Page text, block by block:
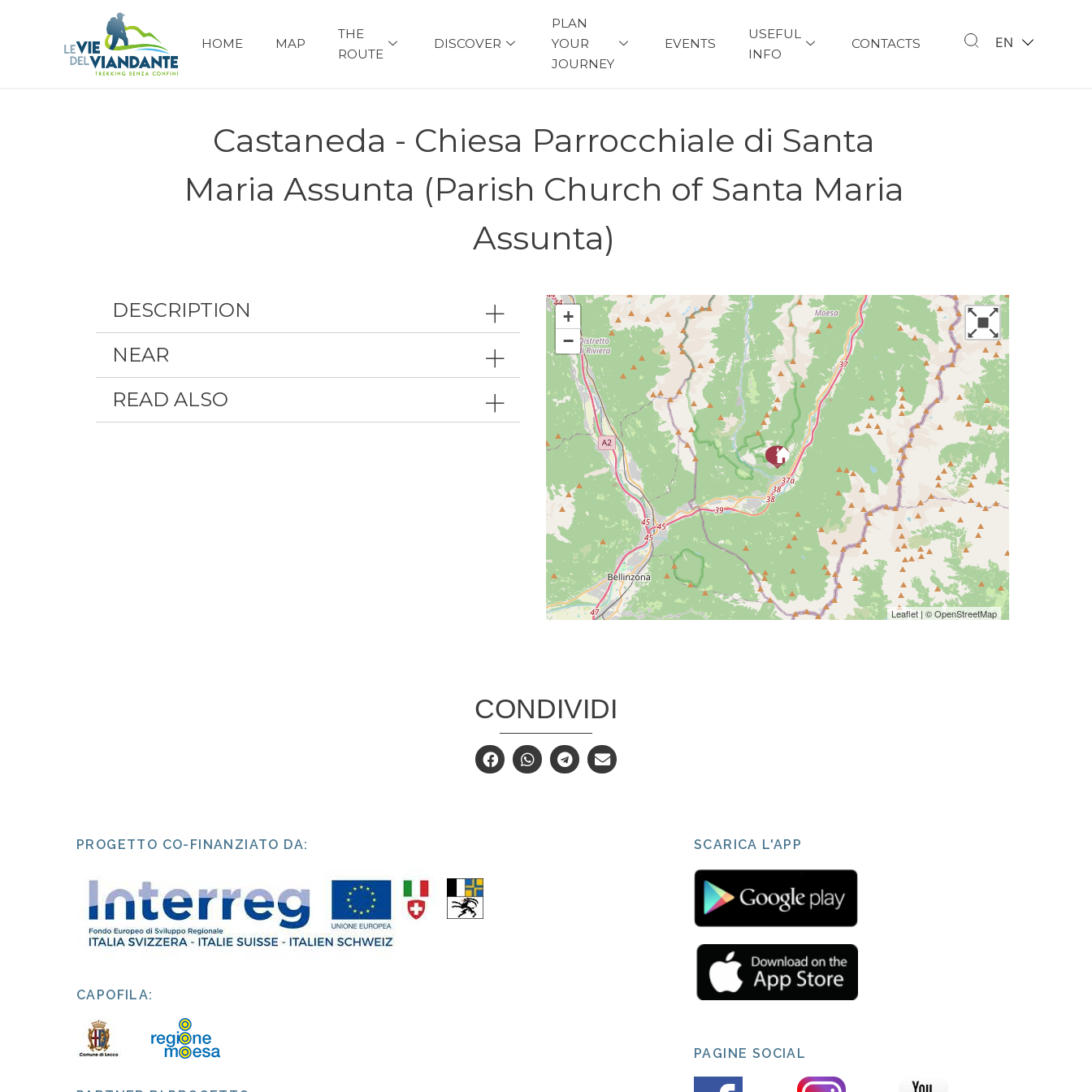
HOME MAP
THE
ROUTE
DISCOVER
PLAN
YOUR
JOURNEY
EVENTS
USEFUL
INFO
CONTACTS EN
Castaneda - Chiesa Parrocchiale di Santa
Maria Assunta (Parish Church of Santa Maria
Assunta)
DESCRIPTION
NEAR
READ ALSO
+
−
Leaflet | ©OpenStreetMap
CONDIVIDI
PROGETTO CO-FINANZIATO DA:
CAPOFILA:
SCARICA L'APP
PAGINE SOCIAL